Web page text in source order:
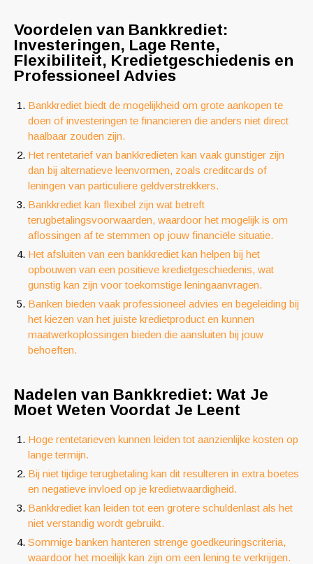
Voordelen van Bankkrediet:
Investeringen, Lage Rente,
Flexibiliteit, Kredietgeschiedenis en
Professioneel Advies
Bankkrediet biedt de mogelijkheid om grote aankopen te
doen of investeringen te financieren die anders niet direct
haalbaar zouden zijn.
Het rentetarief van bankkredieten kan vaak gunstiger zijn
dan bij alternatieve leenvormen, zoals creditcards of
leningen van particuliere geldverstrekkers.
Bankkrediet kan flexibel zijn wat betreft
terugbetalingsvoorwaarden, waardoor het mogelijk is om
aflossingen af te stemmen op jouw financiële situatie.
Het afsluiten van een bankkrediet kan helpen bij het
opbouwen van een positieve kredietgeschiedenis, wat
gunstig kan zijn voor toekomstige leningaanvragen.
Banken bieden vaak professioneel advies en begeleiding bij
het kiezen van het juiste kredietproduct en kunnen
maatwerkoplossingen bieden die aansluiten bij jouw
behoeften.
Nadelen van Bankkrediet: Wat Je
Moet Weten Voordat Je Leent
Hoge rentetarieven kunnen leiden tot aanzienlijke kosten op
lange termijn.
Bij niet tijdige terugbetaling kan dit resulteren in extra boetes
en negatieve invloed op je kredietwaardigheid.
Bankkrediet kan leiden tot een grotere schuldenlast als het
niet verstandig wordt gebruikt.
Sommige banken hanteren strenge goedkeuringscriteria,
waardoor het moeilijk kan zijn om een lening te verkrijgen.